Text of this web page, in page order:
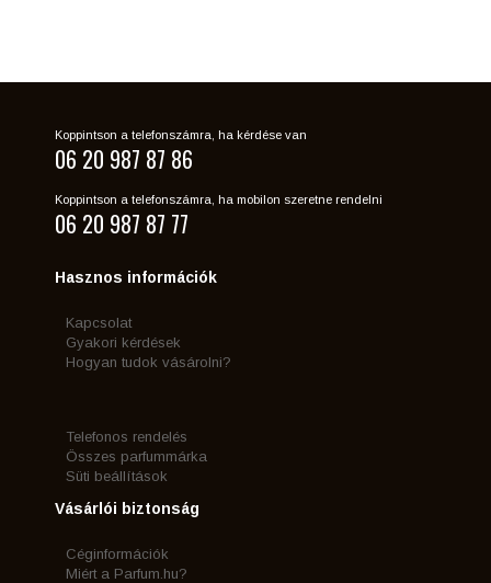
Koppintson a telefonszámra, ha kérdése van
06 20 987 87 86
Koppintson a telefonszámra, ha mobilon szeretne rendelni
06 20 987 87 77
Hasznos információk
Kapcsolat
Gyakori kérdések
Hogyan tudok vásárolni?
Telefonos rendelés
Összes parfummárka
Süti beállítások
Vásárlói biztonság
Céginformációk
Miért a Parfum.hu?